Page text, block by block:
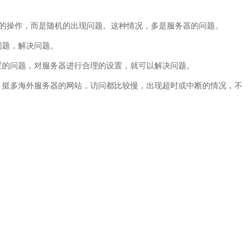
作，而是随机的出现问题。这种情况，多是服务器的问题。
，解决问题。
问题，对服务器进行合理的设置，就可以解决问题。
多海外服务器的网站，访问都比较慢，出现超时或中断的情况，不